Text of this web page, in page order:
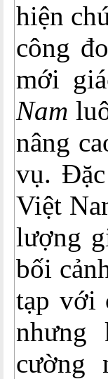
hiện
công
mới
Nam
nâng
vụ.
Việt
lượng
bối
tạp với
nhưng
cường